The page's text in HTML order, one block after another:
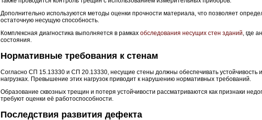
Дополнительно используются методы оценки прочности материала, что позволяет
остаточную несущую способность.
Комплексная диагностика выполняется в рамках обследования несущих стен зданий, где
состояния.
Нормативные требования к стенам
Согласно СП 15.13330 и СП 20.13330, несущие стены должны обеспечивать устойчивость
нагрузках. Превышение этих нагрузок приводит к нарушению нормативных требований.
Образование сквозных трещин и потеря устойчивости рассматриваются как признаки
требуют оценки её работоспособности.
Последствия развития дефекта